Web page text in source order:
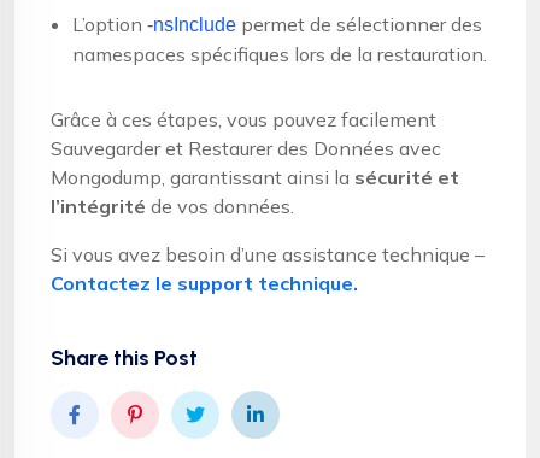
L’option -nsInclude permet de sélectionner des
namespaces spécifiques lors de la restauration.
Grâce à ces étapes, vous pouvez facilement
Sauvegarder et Restaurer des Données avec
Mongodump, garantissant ainsi la sécurité et
l’intégrité de vos données.
Si vous avez besoin d’une assistance technique –
Contactez le support technique.
Share this Post